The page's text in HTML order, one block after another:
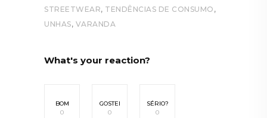
STREETWEAR, TENDÊNCIAS DE CONSUMO ,
UNHAS, VARANDA
What's your reaction?
BOM
0
GOSTEI
0
SÉRIO?
0